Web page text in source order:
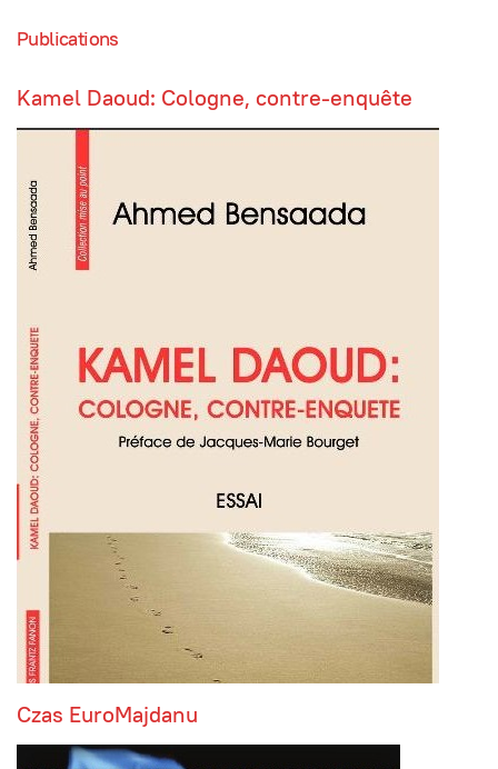
Publications
Kamel Daoud: Cologne, contre-enquête
Czas EuroMajdanu